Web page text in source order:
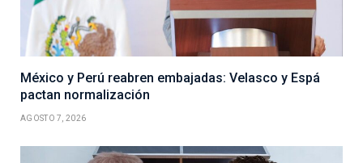
México y Perú reabren embajadas: Velasco y Espá
pactan normalización
AGOSTO 7, 2026